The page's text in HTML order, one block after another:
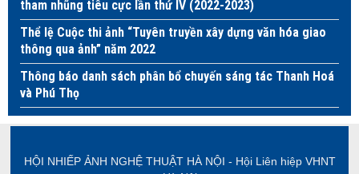
tham nhũng tiêu cực lần thứ IV (2022-2023)
Thể lệ Cuộc thi ảnh “Tuyên truyền xây dựng văn hóa giao
thông qua ảnh” năm 2022
Thông báo danh sách phân bổ chuyến sáng tác Thanh Hoá
và Phú Thọ
HỘI NHIẾP ẢNH NGHỆ THUẬT HÀ NỘI - Hội Liên hiệp VHNT